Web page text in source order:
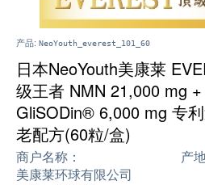
产品: NeoYouth_everest_101_60
日本NeoYouth美康莱
级王者 NMN 21,000 mg +
GliSODin® 6,000 mg 专
老配方(60粒/盒)
商户名称：
美康莱环球有限公司
产